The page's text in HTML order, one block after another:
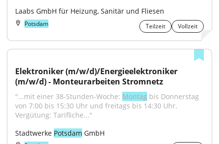
Laabs GmbH für Heizung, Sanitär und Fliesen
Potsdam Teilzeit Vollzeit
Elektroniker (m/w/d)/Energieelektroniker
(m/w/d) - Monteurarbeiten Stromnetz
"...mit einer 38-Stunden-Woche: Montag bis Donnerstag
von 7:00 bis 15:30 Uhr und freitags bis 14:30 Uhr.
Vergütung: Tarifliche..."
Stadtwerke Potsdam GmbH